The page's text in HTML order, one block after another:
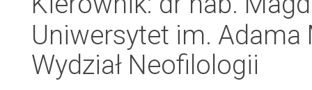
Uniwersytet im.
Wydział Neofilologii